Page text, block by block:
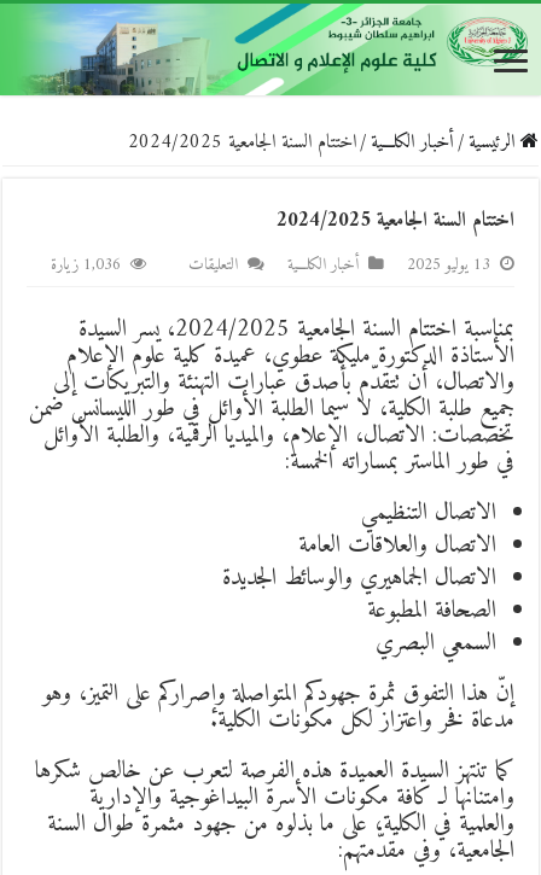
الرئيسية/أخبار الكلـــية/اختتام السنة الجامعية 2024/2025
اختتام السنة الجامعية 2024/2025
13 يوليو 2025 أخبار الكلـــية التعليقات
السنة
الجامعية
2024/2025
مغلقة
1,036 زيارة
بمناسبة اختتام السنة الجامعية 2024/2025، يسر السيدة
الأستاذة الدكتورة مليكة عطوي، عميدة كلية علوم الإعلام
والاتصال، أن تتقدّم بأصدق عبارات التهنئة والتبريكات إلى
جميع طلبة الكلية، لا سيما الطلبة الأوائل في طور الليسانس ضمن
تخصصات: الاتصال، الإعلام، والميديا الرقمية، والطلبة الأوائل
في طور الماستر بمساراته الخمسة:
الاتصال التنظيمي
الاتصال والعلاقات العامة
الاتصال الجماهيري والوسائط الجديدة
الصحافة المطبوعة
السمعي البصري
إنّ هذا التفوق ثمرة جهودكم المتواصلة وإصراركم على التميز، وهو
مدعاة فخر واعتزاز لكل مكونات الكلية.
كما تنتهز السيدة العميدة هذه الفرصة لتعرب عن خالص شكرها
وامتنانها لـ كافة مكونات الأسرة البيداغوجية والإدارية
والعلمية في الكلية، على ما بذلوه من جهود مثمرة طوال السنة
الجامعية، وفي مقدّمتهم: